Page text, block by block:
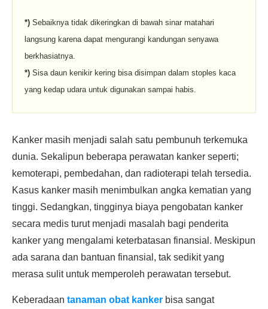
*) Sebaiknya tidak dikeringkan di bawah sinar matahari
langsung karena dapat mengurangi kandungan senyawa
berkhasiatnya.
*) Sisa daun kenikir kering bisa disimpan dalam stoples kaca
yang kedap udara untuk digunakan sampai habis.
Kanker masih menjadi salah satu pembunuh terkemuka
dunia. Sekalipun beberapa perawatan kanker seperti;
kemoterapi, pembedahan, dan radioterapi telah tersedia.
Kasus kanker masih menimbulkan angka kematian yang
tinggi. Sedangkan, tingginya biaya pengobatan kanker
secara medis turut menjadi masalah bagi penderita
kanker yang mengalami keterbatasan finansial. Meskipun
ada sarana dan bantuan finansial, tak sedikit yang
merasa sulit untuk memperoleh perawatan tersebut.
Keberadaan tanaman obat kanker bisa sangat